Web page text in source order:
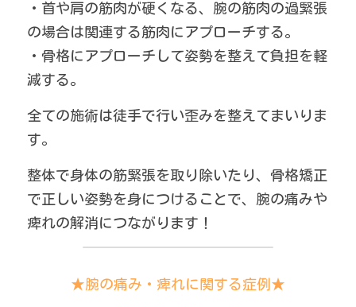
・首や肩の筋肉が硬くなる、腕の筋肉の過緊張
の場合は関連する筋肉にアプローチする。
・骨格にアプローチして姿勢を整えて負担を軽
減する。
全ての施術は徒手で行い歪みを整えてまいりま
す。
整体で身体の筋緊張を取り除いたり、骨格矯正
で正しい姿勢を身につけることで、腕の痛みや
痺れの解消につながります！
★腕の痛み・痺れに関する症例★